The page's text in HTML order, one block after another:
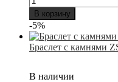
В корзину
-5%
Браслет с камнями
В наличии